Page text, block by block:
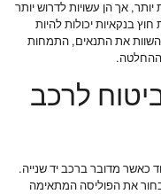
אך הן עשויות לדרוש יותר
בנקאיות יכולות להיות
להשוות את התנאים, התמחות
ההחלטה.
לרכב
כאשר מדובר ברכב יד שנייה.
את הפוליסה המתאימה